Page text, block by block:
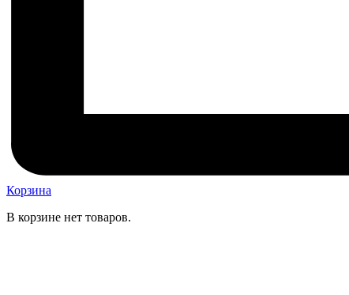
Корзина
В корзине нет товаров.